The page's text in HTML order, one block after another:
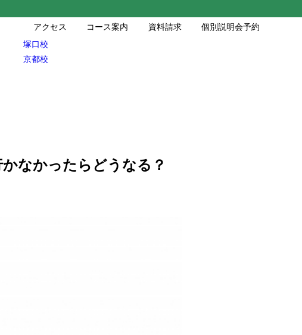
アクセス
塚口校
京都校
コース案内 資料請求 個別説明会予約
なかったらどうなる？